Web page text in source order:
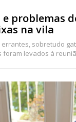
e problemas
na vila
sobretudo
foram levados à